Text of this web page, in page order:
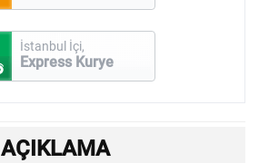
İstanbul İçi,
Express Kurye
AÇIKLAMA